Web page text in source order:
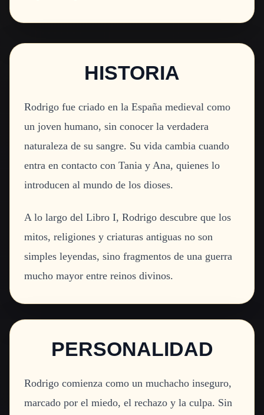
HISTORIA
Rodrigo fue criado en la España medieval como
un joven humano, sin conocer la verdadera
naturaleza de su sangre. Su vida cambia cuando
entra en contacto con Tania y Ana, quienes lo
introducen al mundo de los dioses.
A lo largo del Libro I, Rodrigo descubre que los
mitos, religiones y criaturas antiguas no son
simples leyendas, sino fragmentos de una guerra
mucho mayor entre reinos divinos.
PERSONALIDAD
Rodrigo comienza como un muchacho inseguro,
marcado por el miedo, el rechazo y la culpa. Sin